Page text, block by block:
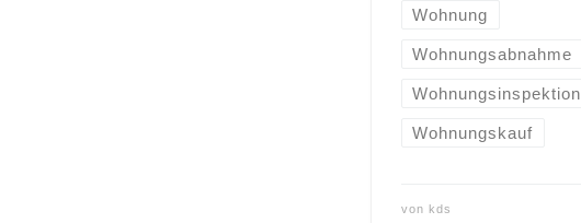
Wohnung
Wohnungsabnahme
Wohnungsinspektion
Wohnungskauf
von kds